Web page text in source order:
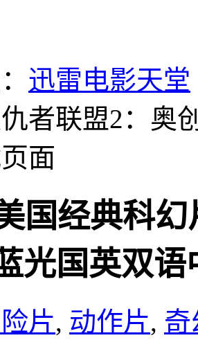
迅雷电影天堂
者联盟2：奥
面
国经典科
光国英双
片, 动作片, 奇